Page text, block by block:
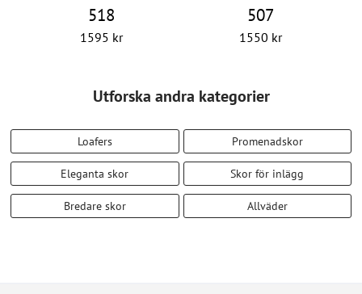
507
1550 kr
518
1595 kr
Utforska andra kategorier
Loafers Promenadskor
Eleganta skor Skor för inlägg
Bredare skor Allväder